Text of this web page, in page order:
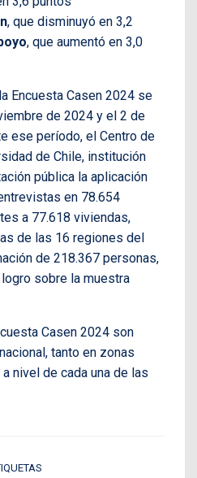
, que disminuyó en 3,2
, que aumentó en 3,0
Encuesta Casen 2024 se
de 2024 y el 2 de
ese período, el Centro de
de Chile, institución
pública la aplicación
en 78.654
a 77.618 viviendas,
de las 16 regiones del
de 218.367 personas,
sobre la muestra
Casen 2024 son
tanto en zonas
nivel de cada una de las